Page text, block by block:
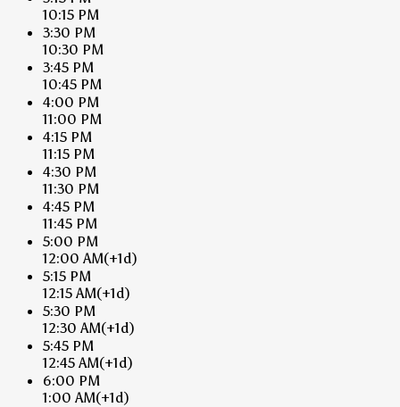
10:15 PM
3:30 PM
10:30 PM
3:45 PM
10:45 PM
4:00 PM
11:00 PM
4:15 PM
11:15 PM
4:30 PM
11:30 PM
4:45 PM
11:45 PM
5:00 PM
12:00 AM(+1d)
5:15 PM
12:15 AM(+1d)
5:30 PM
12:30 AM(+1d)
5:45 PM
12:45 AM(+1d)
6:00 PM
1:00 AM(+1d)